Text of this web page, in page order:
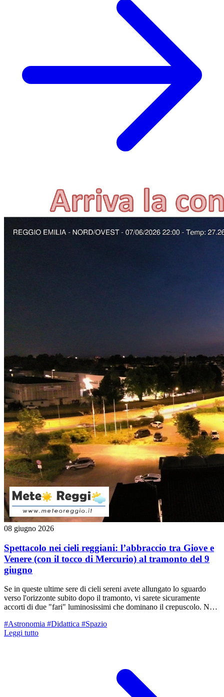
08 giugno 2026
Spettacolo nei cieli reggiani: l’abbraccio tra Giove e
Venere (con il tocco di Mercurio) al tramonto del 9
giugno
Se in queste ultime sere di cieli sereni avete allungato lo sguardo
verso l'orizzonte subito dopo il tramonto, vi sarete sicuramente
accorti di due "fari" luminosissimi che dominano il crepuscolo. Non
pianeti più brillanti del nostro Sistema Solare, che sera dopo sera si
sono avvicinati sempre di più. Il culmine di questo lento valzer
"sorpasso" astronomico, accompagnati a breve distanza da un terzo,
#Astronomia #Didattica #Spazio
Leggi tutto